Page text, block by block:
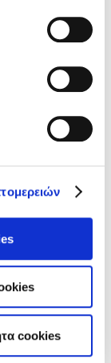
cookies